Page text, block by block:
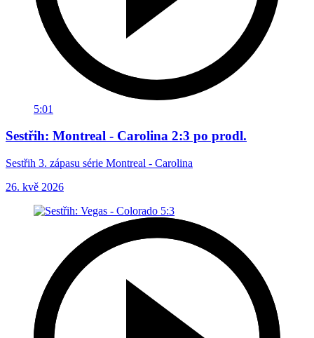
5:01
Sestřih: Montreal - Carolina 2:3 po prodl.
Sestřih 3. zápasu série Montreal - Carolina
26. kvě 2026